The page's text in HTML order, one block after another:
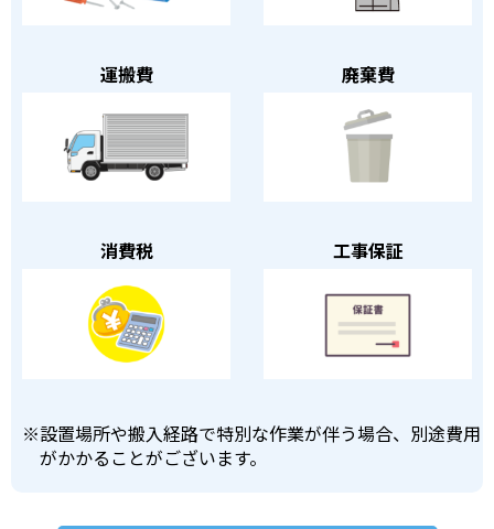
運搬費 廃棄費
消費税 工事保証
※設置場所や搬入経路で特別な作業が伴う場合、別途費用
がかかることがございます。